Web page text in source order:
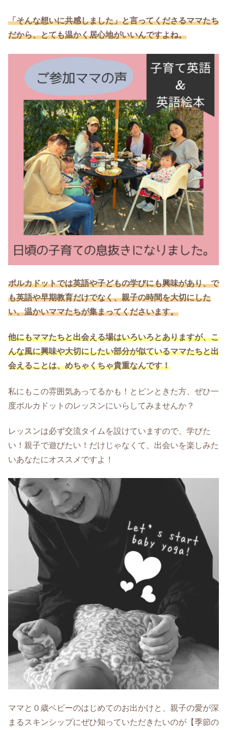
「そんな想いに共感しました」と言ってくださるママたち
だから、とても温かく居心地がいいんですよね。
ポルカドットでは英語や子どもの学びにも興味があり、で
も英語や早期教育だけでなく、親子の時間を大切にした
い、温かいママたちが集まってくださいます。
他にもママたちと出会える場はいろいろとありますが、こ
んな風に興味や大切にしたい部分が似ているママたちと出
会えることは、めちゃくちゃ貴重なんです！
私にもこの雰囲気あってるかも！とピンときた方、ぜひ一
度ポルカドットのレッスンにいらしてみませんか？
レッスンは必ず交流タイムを設けていますので、学びた
い！親子で遊びたい！だけじゃなくて、出会いを楽しみた
いあなたにオススメですよ！
ママと０歳ベビーのはじめてのお出かけと、親子の愛が深
まるスキンシップにぜひ知っていただきたいのが【季節の